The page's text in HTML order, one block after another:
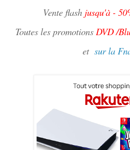
Vente flash jusqu'à -
Toutes les promotions DVD /
et sur la